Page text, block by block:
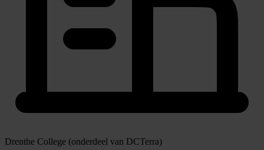
Drenthe College (onderdeel van DCTerra)